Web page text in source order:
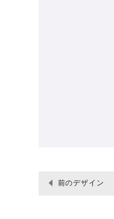
前のデザイン